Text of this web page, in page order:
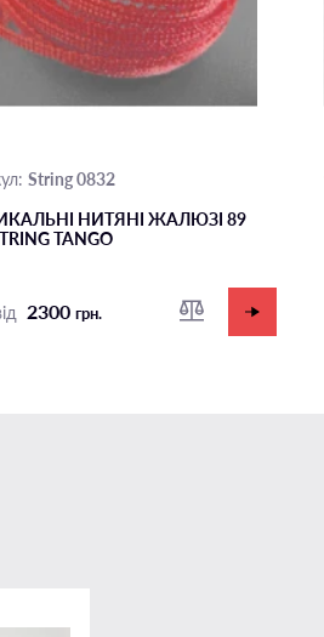
String 0832
НИТЯНІ ЖАЛЮЗІ 89
TANGO
2300 грн.